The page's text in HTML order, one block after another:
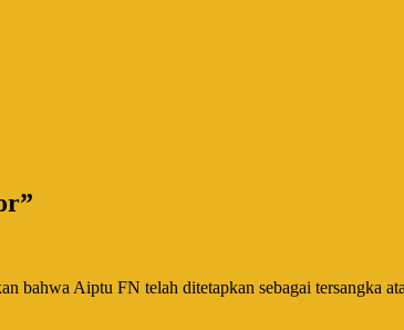
Aiptu FN telah ditetapkan sebagai tersangka